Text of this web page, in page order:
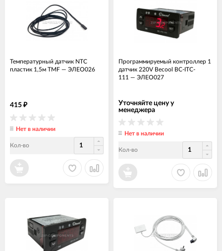
Температурный датчик NTC
пластик 1,5м TMF — ЭЛЕО026
415 ₽
Нет в наличии
Кол-во
Программируемый контроллер 1
датчик 220V Becool BC-ITC-
111 — ЭЛЕО027
Уточняйте цену у
менеджера
Нет в наличии
Кол-во